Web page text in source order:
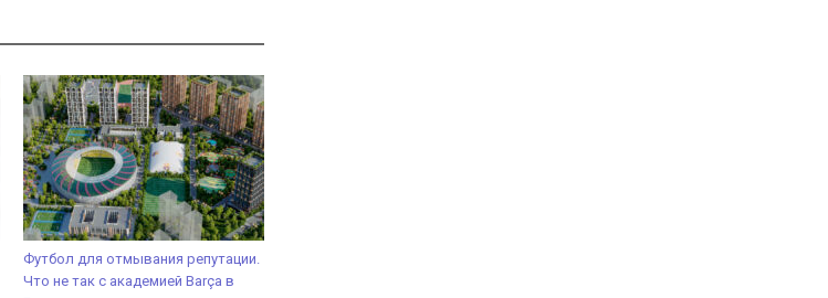
Футбол для отмывания репутации.
Что не так с академией Barça в